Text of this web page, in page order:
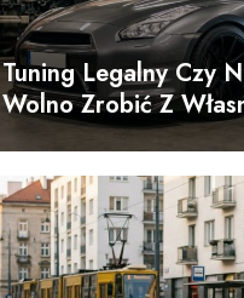
Tuning Legalny Czy
Wolno Zrobić Z